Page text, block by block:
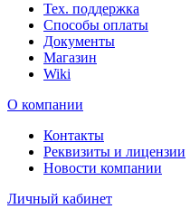
Тех. поддержка
Способы оплаты
Документы
Магазин
Wiki
О компании
Контакты
Реквизиты и лицензии
Новости компании
Личный кабинет